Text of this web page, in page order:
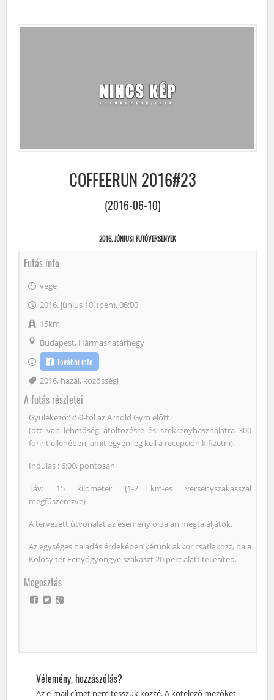
COFFEERUN 2016#23
(2016-06-10)
2016. JÚNIUSI FUTÓVERSENYEK
Futás info
vége
2016. június 10. (pén), 06:00
15km
Budapest, Hármashatárhegy
További info
Címke
2016, hazai, közösségi
A futás részletei
Gyülekező:5:50-től az Arnold Gym előtt
(ott van lehetőség átöltözésre és szekrényhasználatra 300
forint ellenében, amit egyénileg kell a recepción kifizetni).
Indulás : 6:00, pontosan
Táv: 15 kilométer (1-2 km-es versenyszakasszal
megfűszerezve)
A tervezett útvonalat az esemény oldalán megtaláljátok.
Az egységes haladás érdekében kérünk akkor csatlakozz, ha a
Kolosy tér Fenyőgyöngye szakaszt 20 perc alatt teljesíted.
Megosztás
Vélemény, hozzászólás?
Az e-mail címet nem tesszük közzé.A kötelező mezőket